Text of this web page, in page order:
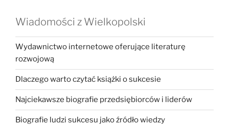
Wiadomości z Wielkopolski
Wydawnictwo internetowe oferujące literaturę
rozwojową
Dlaczego warto czytać książki o sukcesie
Najciekawsze biografie przedsiębiorców i liderów
Biografie ludzi sukcesu jako źródło wiedzy